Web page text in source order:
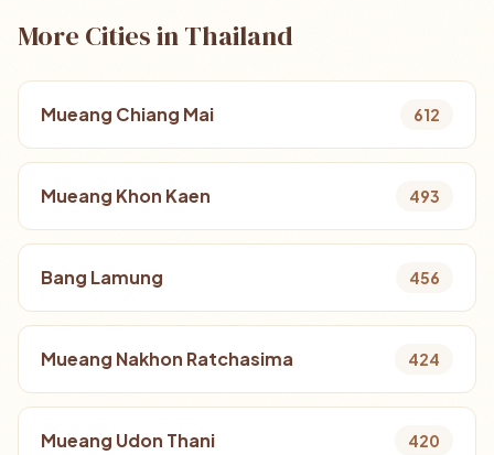
More Cities in Thailand
Mueang Chiang Mai 612
Mueang Khon Kaen 493
Bang Lamung 456
Mueang Nakhon Ratchasima 424
Mueang Udon Thani 420